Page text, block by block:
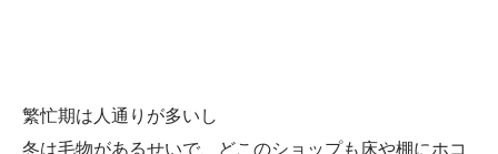
繁忙期は人通りが多いし
冬は毛物があるせいで、どこのショップも床や棚にホコ